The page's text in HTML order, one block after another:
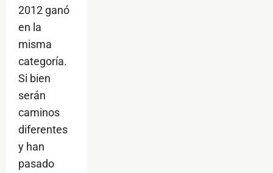
2012 ganó
en la
misma
categoría.
Si bien
serán
caminos
diferentes
y han
pasado